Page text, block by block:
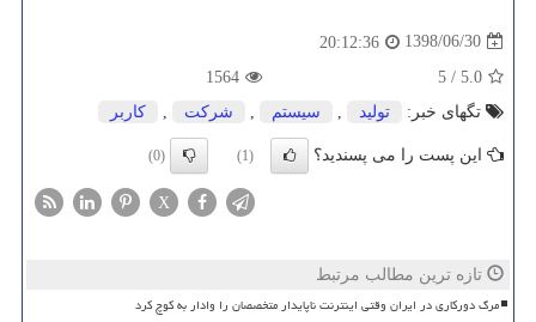
1398/06/30
20:12:36
5.0
/
5
1564
تگهای خبر:
تولید سیستم شركت كاربر
این پست را می پسندید؟ (1)
(0)
X
تازه ترین مطالب مرتبط
مرگ دورکاری در ایران وقتی اینترنت ناپایدار متخصصان را وادار به کوچ کرد